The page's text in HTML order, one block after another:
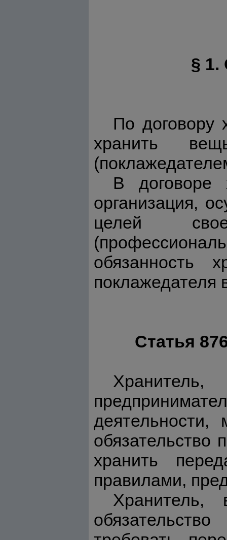
§
По договору
хранить
В договоре
организация,
целей
обязанность
поклажедателя
Статья
обязательство
хранить
правилами,
Хранитель,